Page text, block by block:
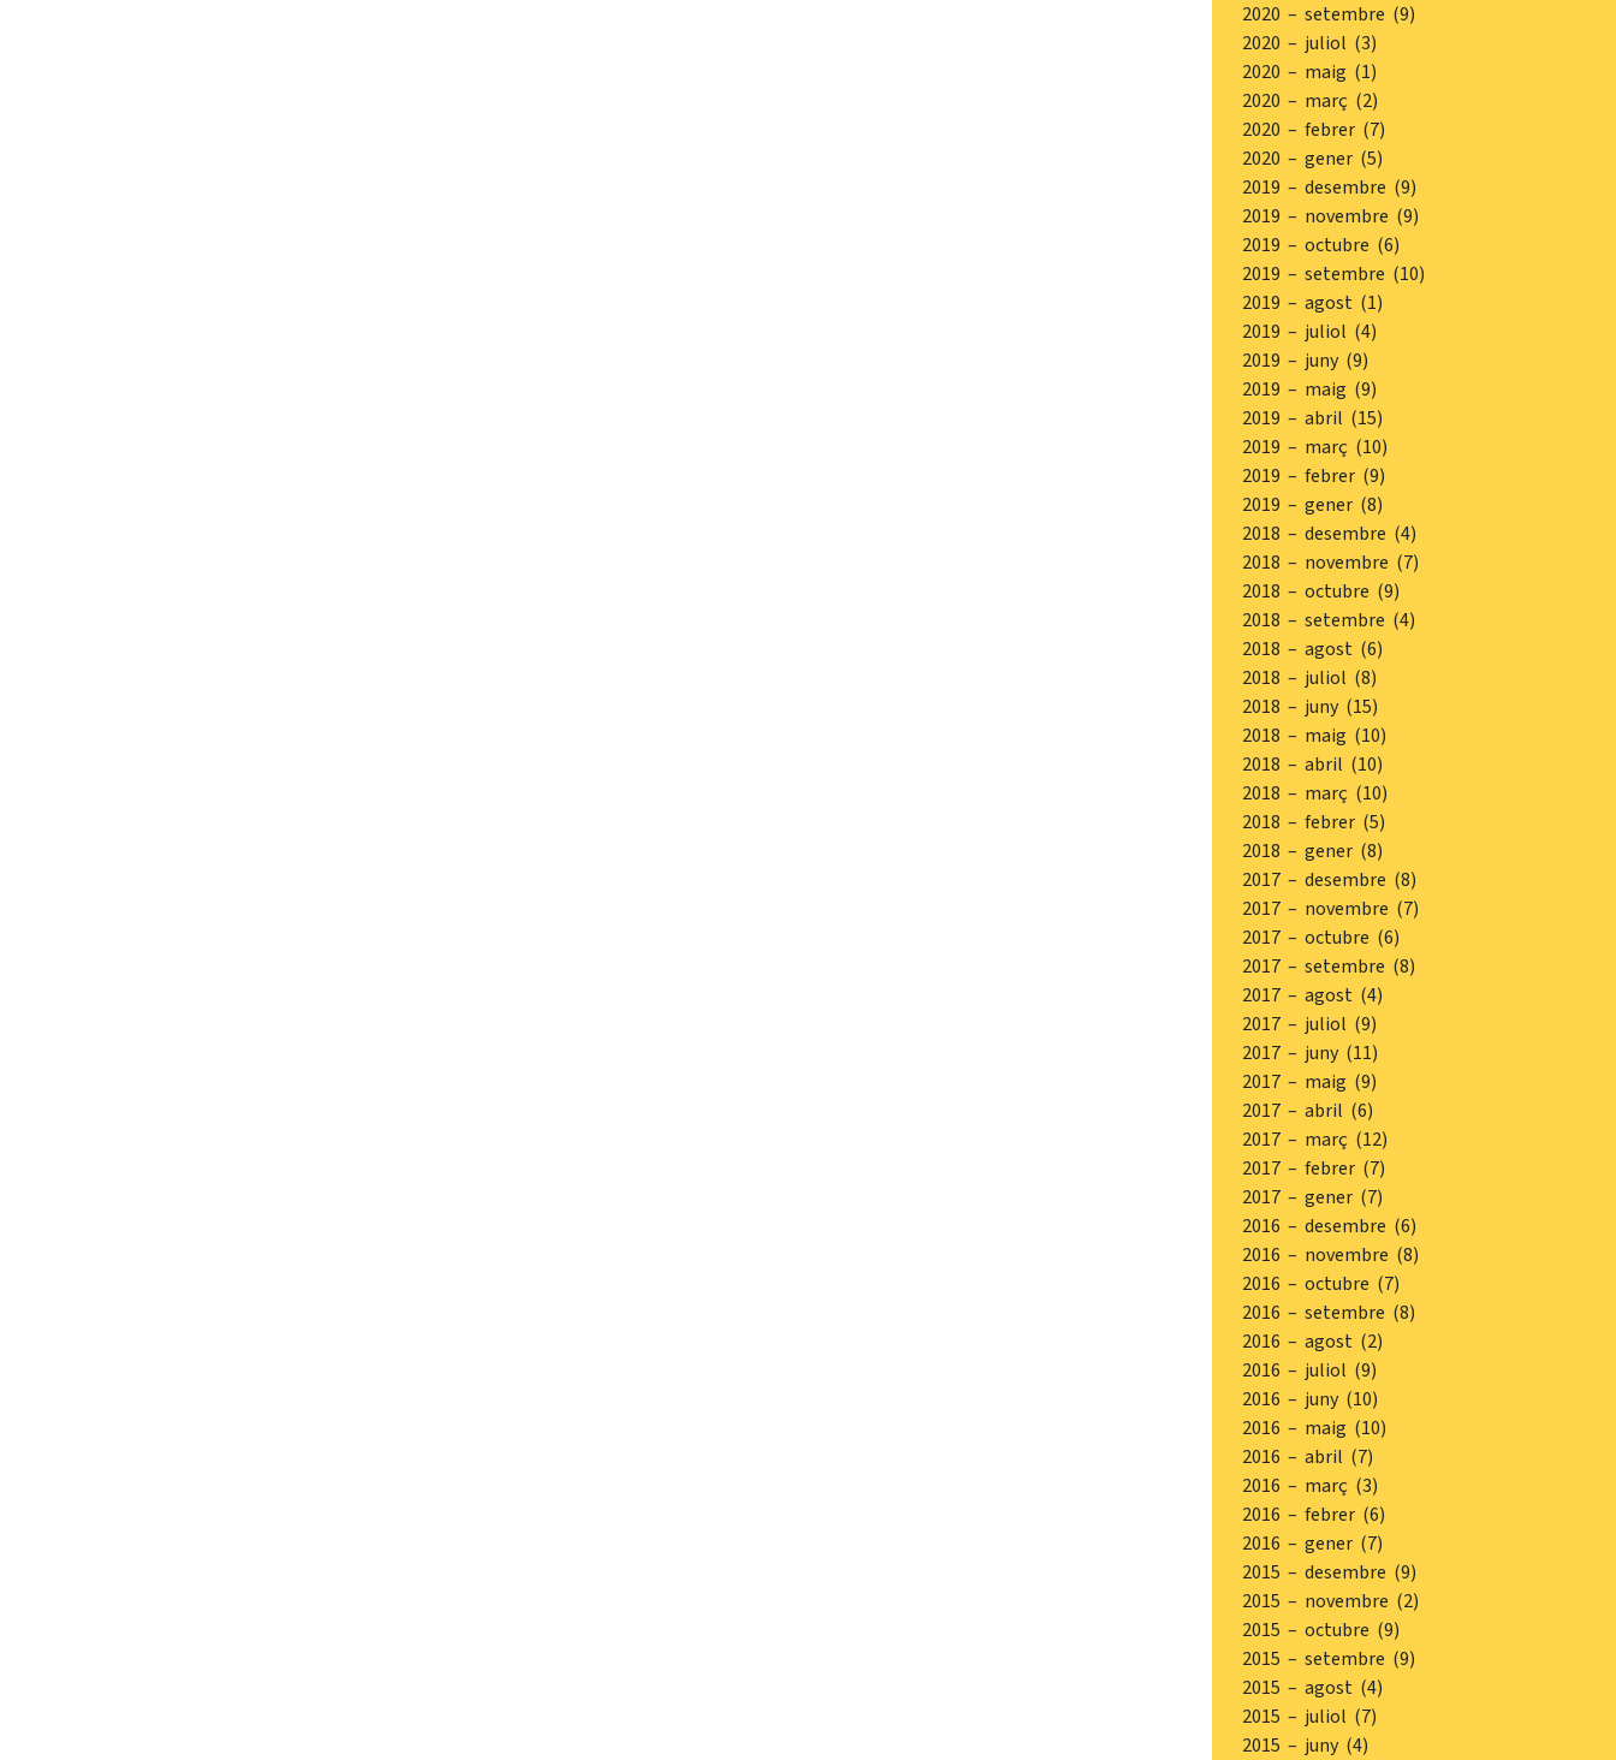
2020 – setembre (9)
2020 – juliol (3)
2020 – maig (1)
2020 – març (2)
2020 – febrer (7)
2020 – gener (5)
2019 – desembre (9)
2019 – novembre (9)
2019 – octubre (6)
2019 – setembre (10)
2019 – agost (1)
2019 – juliol (4)
2019 – juny (9)
2019 – maig (9)
2019 – abril (15)
2019 – març (10)
2019 – febrer (9)
2019 – gener (8)
2018 – desembre (4)
2018 – novembre (7)
2018 – octubre (9)
2018 – setembre (4)
2018 – agost (6)
2018 – juliol (8)
2018 – juny (15)
2018 – maig (10)
2018 – abril (10)
2018 – març (10)
2018 – febrer (5)
2018 – gener (8)
2017 – desembre (8)
2017 – novembre (7)
2017 – octubre (6)
2017 – setembre (8)
2017 – agost (4)
2017 – juliol (9)
2017 – juny (11)
2017 – maig (9)
2017 – abril (6)
2017 – març (12)
2017 – febrer (7)
2017 – gener (7)
2016 – desembre (6)
2016 – novembre (8)
2016 – octubre (7)
2016 – setembre (8)
2016 – agost (2)
2016 – juliol (9)
2016 – juny (10)
2016 – maig (10)
2016 – abril (7)
2016 – març (3)
2016 – febrer (6)
2016 – gener (7)
2015 – desembre (9)
2015 – novembre (2)
2015 – octubre (9)
2015 – setembre (9)
2015 – agost (4)
2015 – juliol (7)
2015 – juny (4)